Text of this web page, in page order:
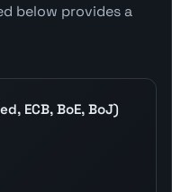
below provides a
ECB, BoE, BoJ)